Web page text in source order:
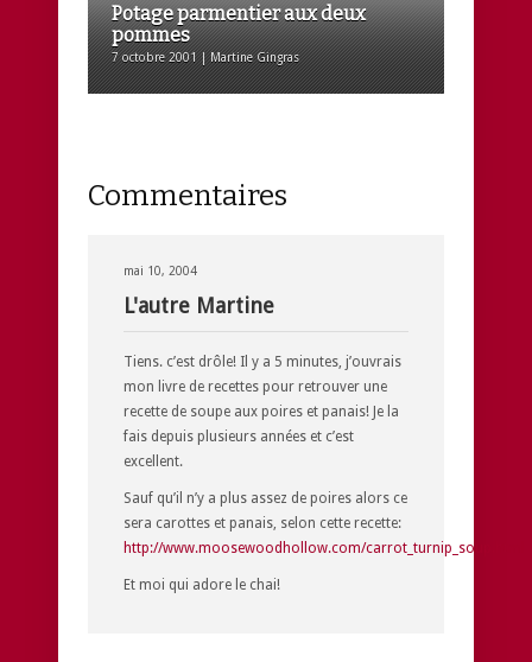
Potage parmentier aux deux
pommes
7 octobre 2001 | Martine Gingras
Commentaires
mai 10, 2004
L'autre Martine
Tiens. c’est drôle! Il y a 5 minutes, j’ouvrais
mon livre de recettes pour retrouver une
recette de soupe aux poires et panais! Je la
fais depuis plusieurs années et c’est
excellent.
Sauf qu’il n’y a plus assez de poires alors ce
sera carottes et panais, selon cette recette:
http://www.moosewoodhollow.com/carrot_turnip_soup.html
Et moi qui adore le chai!